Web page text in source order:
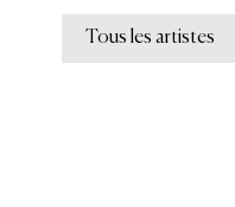
Tous les artistes